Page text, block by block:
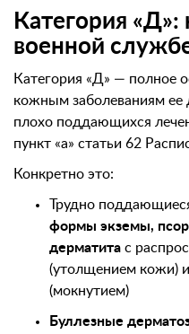
Категория «Д»:
военной
Категория «Д» — полное
кожным заболеваниям
плохо поддающихся
пункт «а» статьи 62
Конкретно это:
Трудно
формы экземы,
дерматита с
(утолщением кожи)
(мокнутием)
Буллезные